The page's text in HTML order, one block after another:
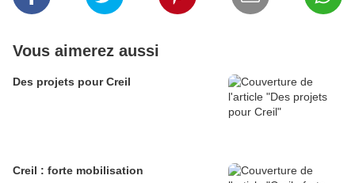
Vous aimerez aussi
Des projets pour Creil
Creil : forte mobilisation